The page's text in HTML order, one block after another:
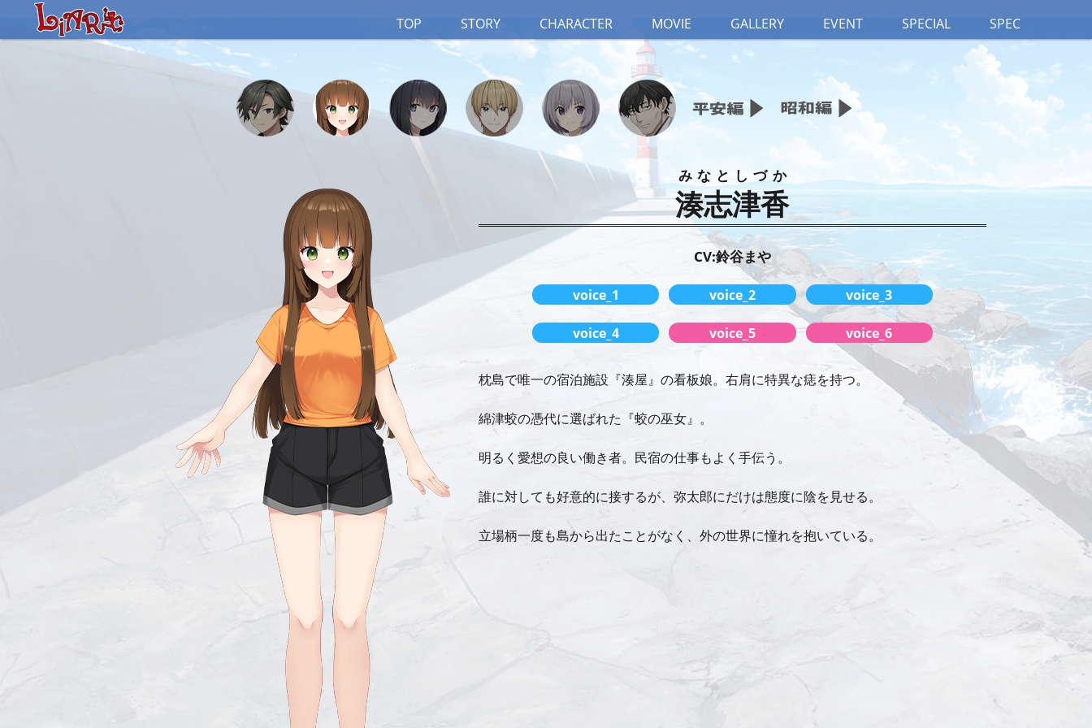
TOP STORY CHARACTER MOVIE GALLERY EVENT SPECIAL SPEC
湊志津香
みなとしづか
CV:鈴谷まや
voice_1 voice_2 voice_3
voice_4 voice_5 voice_6
枕島で唯一の宿泊施設『湊屋』の看板娘。右肩に特異な痣を持つ。
綿津蛟の憑代に選ばれた『蛟の巫女』。
明るく愛想の良い働き者。民宿の仕事もよく手伝う。
誰に対しても好意的に接するが、弥太郎にだけは態度に陰を見せる。
立場柄一度も島から出たことがなく、外の世界に憧れを抱いている。